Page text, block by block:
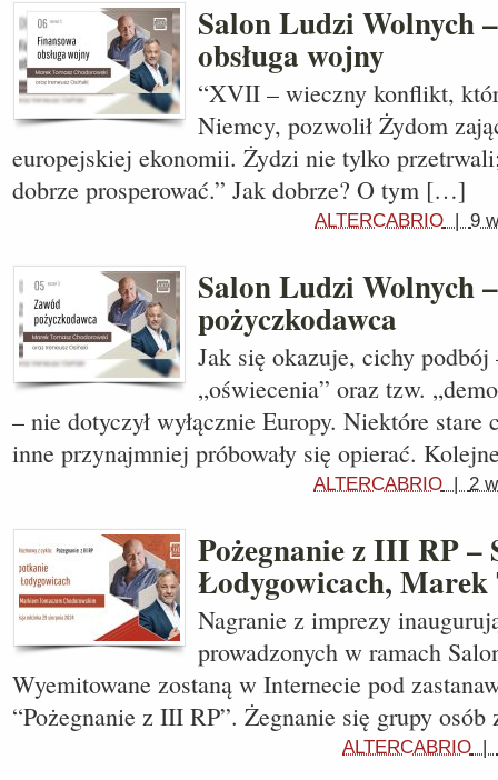
Salon Ludzi Wolnych
obsługa wojny
“XVII – wieczny konflikt,
Niemcy, pozwolił Żydom
europejskiej ekonomii. Żydzi nie tylko
dobrze prosperować.” Jak dobrze? O tym […]
ALTERCABRIO | 9
Salon Ludzi Wolnych
pożyczkodawca
Jak się okazuje, cichy
„oświecenia” oraz tzw.
– nie dotyczył wyłącznie Europy. Niektóre stare
inne przynajmniej próbowały się opierać.
ALTERCABRIO | 2
Pożegnanie z III RP –
Łodygowicach,
Nagranie z imprezy
prowadzonych w ramach
Wyemitowane zostaną w Internecie pod
“Pożegnanie z III RP”. Żegnanie się grupy
ALTERCABRIO |